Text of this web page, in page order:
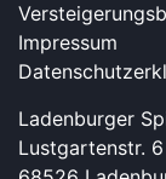
Impressum
Ladenburger
Lustgartenstr. 6